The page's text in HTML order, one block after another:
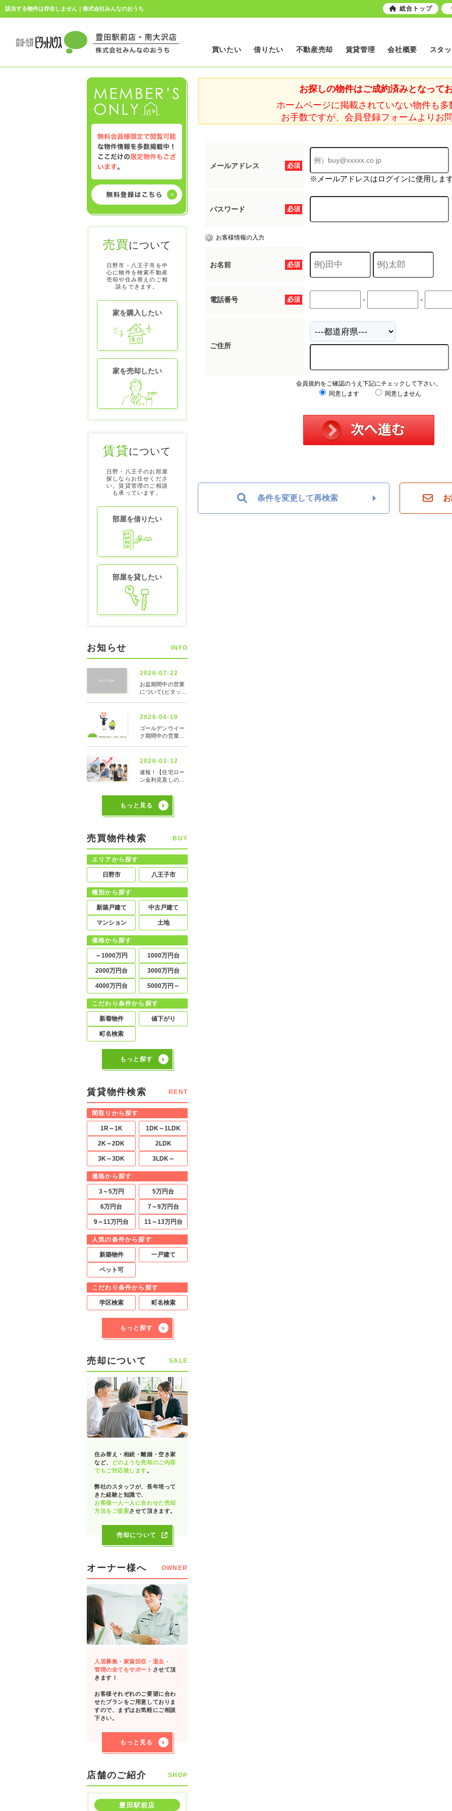
該当する物件は存在しません｜株式会社みんなのおうち
買いたい 借りたい 不動産売却 賃貸管理 会社概要 スタ
お探しの物件はご成約済みとなってお
ホームページに掲載されていない物件も多
お手数ですが、会員登録フォームよりお
必須
メールアドレス
※メールアドレスはログインに使用します
必須
パスワード
お客様情報の入力
必須
お名前
必須
電話番号 - -
ご住所
会員規約をご確認のうえ下記にチェックして下さい。
同意します
同意しません
条件を変更して再検索
売買について
日野市・八王子市を中
心に物件を検索不動産
売却や住み替えのご相
談もできます。
家を購入したい
家を売却したい
賃貸について
日野・八王子のお部屋
探しならお任せくださ
い。賃貸管理のご相談
も承っています。
部屋を借りたい
部屋を貸したい
お知らせ INFO
もっと見る
売買物件検索 BUY
エリアから探す
日野市 八王子市
種別から探す
新築戸建て 中古戸建て
マンション 土地
価格から探す
～1000万円 1000万円台
2000万円台 3000万円台
4000万円台 5000万円～
こだわり条件から探す
新着物件 値下がり
町名検索
もっと探す
賃貸物件検索 RENT
間取りから探す
1R～1K 1DK～1LDK
2K～2DK 2LDK
3K～3DK 3LDK～
価格から探す
3～5万円 5万円台
6万円台 7～9万円台
9～11万円台 11～13万円台
人気の条件から探す
新築物件 一戸建て
ペット可
こだわり条件から探す
学区検索 町名検索
もっと探す
売却について SALE
住み替え・相続・離婚・空き家
など、
どのような売却のご内容
でもご対応致します。
弊社のスタッフが、長年培って
きた経験と知識で、
お客様一人一人に合わせた売却
方法をご提案させて頂きます。
売却について
オーナー様へ OWNER
入居募集・家賃回収・退去・
管理の全てをサポート させて頂
きます！
お客様それぞれのご要望に合わ
せたプランをご用意しておりま
すので、まずはお気軽にご相談
下さい。
もっと見る
店舗のご紹介 SHOP
豊田駅前店
総合トップ